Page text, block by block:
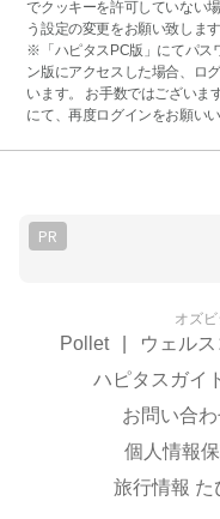
でクッキーを許可していない
う設定の変更をお願い致します
※「ハピタスPC版」にてパス
ン版にアクセスした場合、ロ
います。 お手数ではございま
にて、再度ログインをお願いい
PR
オズ
Pollet ウェル
ハピタスガイ
お問い合
個人情報
旅行情報 た